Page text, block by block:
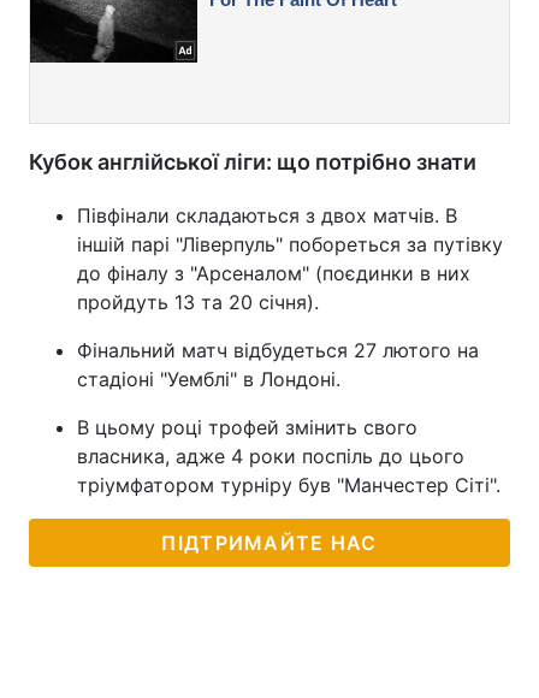
Кубок англійської ліги: що потрібно знати
Півфінали складаються з двох матчів. В
іншій парі "Ліверпуль" побореться за путівку
до фіналу з "Арсеналом" (поєдинки в них
пройдуть 13 та 20 січня).
Фінальний матч відбудеться 27 лютого на
стадіоні "Уемблі" в Лондоні.
В цьому році трофей змінить свого
власника, адже 4 роки поспіль до цього
тріумфатором турніру був "Манчестер Сіті".
ПІДТРИМАЙТЕ НАС